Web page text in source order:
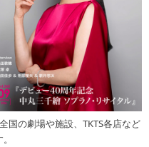
国の劇場や施設、TKTS各店など